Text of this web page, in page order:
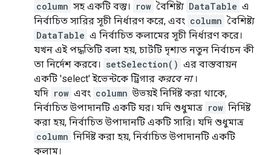
column সহ একটি বস্তু। row বৈশিষ্ট্য DataTable এ
নির্বাচিত সারির সূচী নির্ধারণ করে, এবং column বৈশিষ্ট্য
DataTable এ নির্বাচিত কলামের সূচী নির্ধারণ করে।
যখন এই পদ্ধতিটি বলা হয়, চার্টটি দৃশ্যত নতুন নির্বাচন কী
তা নির্দেশ করবে। setSelection() এর বাস্তবায়ন
একটি 'select' ইভেন্টকে ট্রিগার করবে না।
যদি row এবং column উভয়ই নির্দিষ্ট করা থাকে,
নির্বাচিত উপাদানটি একটি ঘর। যদি শুধুমাত্র row নির্দিষ্ট
করা হয়, নির্বাচিত উপাদানটি একটি সারি। যদি শুধুমাত্র
column নির্দিষ্ট করা হয়, নির্বাচিত উপাদানটি একটি
কলাম।